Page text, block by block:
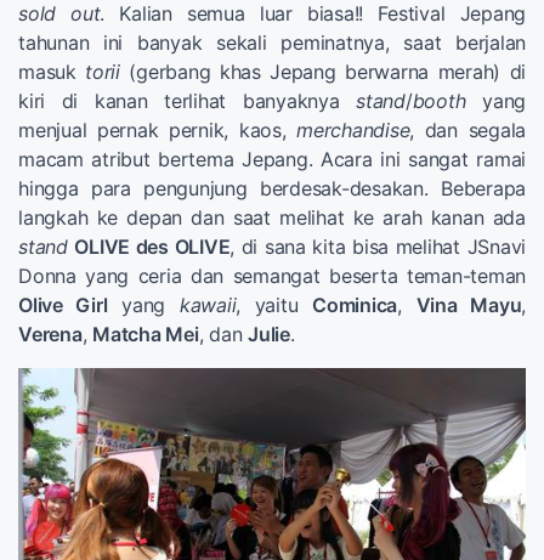
sold out. Kalian semua luar biasa!! Festival Jepang
tahunan ini banyak sekali peminatnya, saat berjalan
masuk torii(gerbang khas Jepang berwarna merah) di
kiri di kanan terlihat banyaknyastand/boothyang
menjual pernak pernik, kaos,merchandise, dan segala
macam atribut bertema Jepang. Acara ini sangat ramai
hingga para pengunjung berdesak-desakan. Beberapa
langkah ke depan dan saat melihat ke arah kanan ada
stand OLIVE des OLIVE, di sana kita bisa melihat JSnavi
Donna yang ceria dan semangat beserta teman-teman
Olive Girl yang kawaii, yaitu Cominica, Vina Mayu,
Verena, Matcha Mei, dan Julie.